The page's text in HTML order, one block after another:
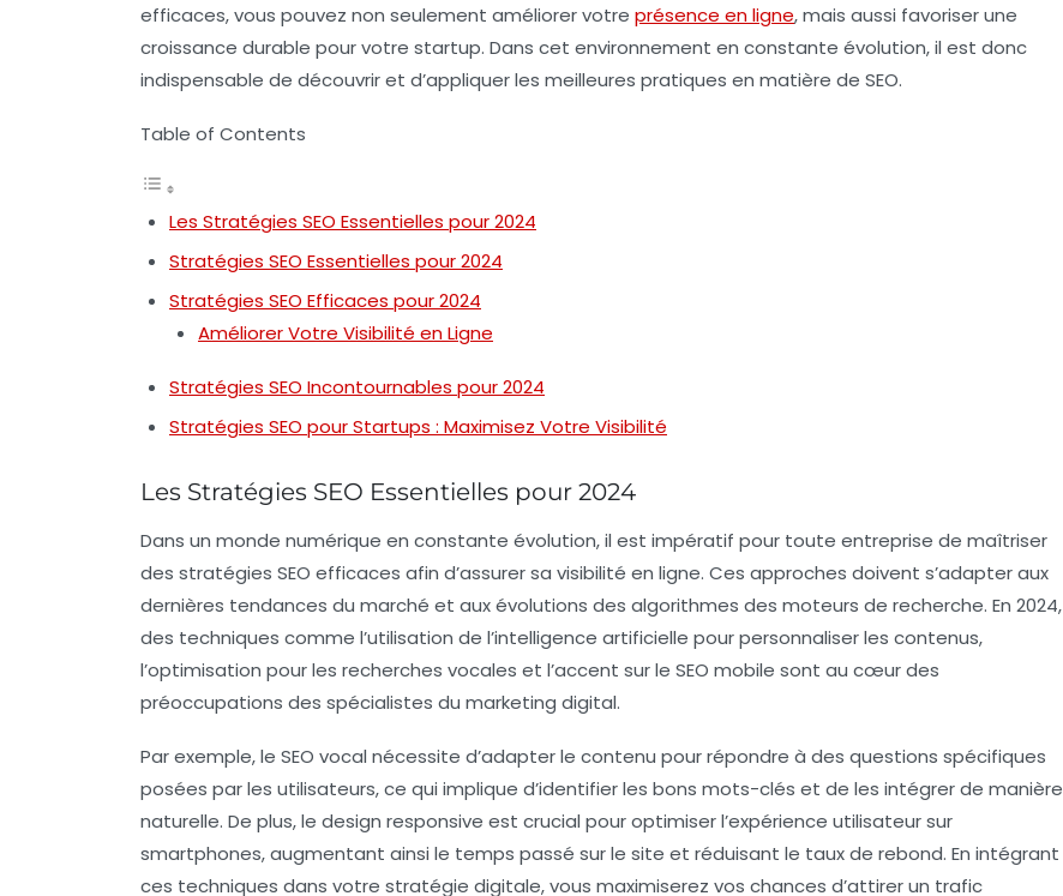
efficaces, vous pouvez non seulement améliorer votre présence en ligne, mais aussi favoriser une
croissance durable pour votre startup. Dans cet environnement en constante évolution, il est donc
indispensable de découvrir et d’appliquer les meilleures pratiques en matière de SEO.
Table of Contents
Les Stratégies SEO Essentielles pour 2024
Stratégies SEO Essentielles pour 2024
Stratégies SEO Efficaces pour 2024
Améliorer Votre Visibilité en Ligne
Stratégies SEO Incontournables pour 2024
Stratégies SEO pour Startups : Maximisez Votre Visibilité
Les Stratégies SEO Essentielles pour 2024
Dans un monde numérique en constante évolution, il est impératif pour toute entreprise de maîtriser
des stratégies SEO efficaces afin d’assurer sa visibilité en ligne. Ces approches doivent s’adapter aux
dernières tendances du marché et aux évolutions des algorithmes des moteurs de recherche. En 2024,
des techniques comme l’utilisation de l’intelligence artificielle pour personnaliser les contenus,
l’optimisation pour les recherches vocales et l’accent sur le SEO mobile sont au cœur des
préoccupations des spécialistes du marketing digital.
Par exemple, le SEO vocal nécessite d’adapter le contenu pour répondre à des questions spécifiques
posées par les utilisateurs, ce qui implique d’identifier les bons mots-clés et de les intégrer de manière
naturelle. De plus, le design responsive est crucial pour optimiser l’expérience utilisateur sur
smartphones, augmentant ainsi le temps passé sur le site et réduisant le taux de rebond. En intégrant
ces techniques dans votre stratégie digitale, vous maximiserez vos chances d’attirer un trafic